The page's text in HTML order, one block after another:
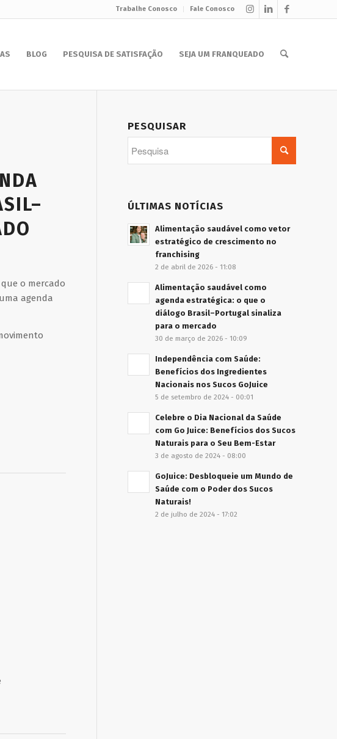
Trabalhe Conosco Fale Conosco
BLOG PESQUISA DE SATISFAÇÃO SEJA UM FRANQUEADO
o mercado
agenda
PESQUISAR
ÚLTIMAS NOTÍCIAS
Alimentação saudável como vetor
estratégico de crescimento no
franchising
2 de abril de 2026 - 11:08
Alimentação saudável como
agenda estratégica: o que o
diálogo Brasil–Portugal sinaliza
para o mercado
30 de março de 2026 - 10:09
Independência com Saúde:
Benefícios dos Ingredientes
Nacionais nos Sucos GoJuice
5 de setembro de 2024 - 00:01
Celebre o Dia Nacional da Saúde
com Go Juice: Benefícios dos Sucos
Naturais para o Seu Bem-Estar
3 de agosto de 2024 - 08:00
GoJuice: Desbloqueie um Mundo de
Saúde com o Poder dos Sucos
Naturais!
2 de julho de 2024 - 17:02